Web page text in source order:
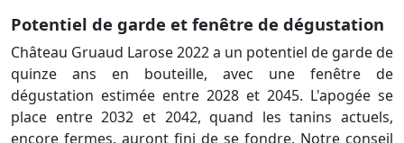
Potentiel de garde et fenêtre de dégustation
Château Gruaud Larose 2022 a un potentiel de garde de
quinze ans en bouteille, avec une fenêtre de
dégustation estimée entre 2028 et 2045. L'apogée se
place entre 2032 et 2042, quand les tanins actuels,
encore fermes, auront fini de se fondre. Notre conseil